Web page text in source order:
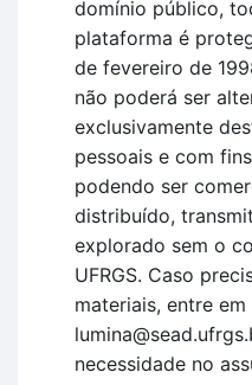
domínio público,
plataforma é
de fevereiro de
não poderá ser
exclusivamente
pessoais e com
podendo ser
distribuído,
explorado sem o
UFRGS. Caso
materiais, entre
necessidade no